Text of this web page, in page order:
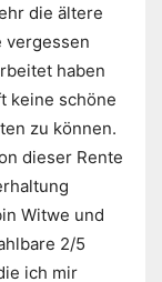
die ältere
vergessen
haben
keine schöne
zu können.
dieser Rente
Witwe und
2/5
ich mir